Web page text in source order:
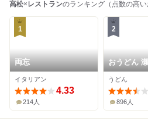
高松× レストランのランキング（点数の高い
1
両忘
イタリアン
4.33
214人
2
おうどん
うどん
896人